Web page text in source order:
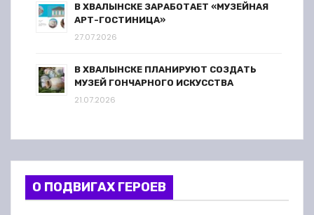
В ХВАЛЫНСКЕ ЗАРАБОТАЕТ «МУЗЕЙНАЯ
АРТ-ГОСТИНИЦА»
27.07.2026
В ХВАЛЫНСКЕ ПЛАНИРУЮТ СОЗДАТЬ
МУЗЕЙ ГОНЧАРНОГО ИСКУССТВА
21.07.2026
О ПОДВИГАХ ГЕРОЕВ